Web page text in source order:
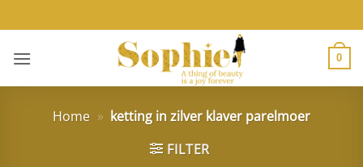
naar
inhoud
0
Home » ketting in zilver klaver parelmoer
FILTER